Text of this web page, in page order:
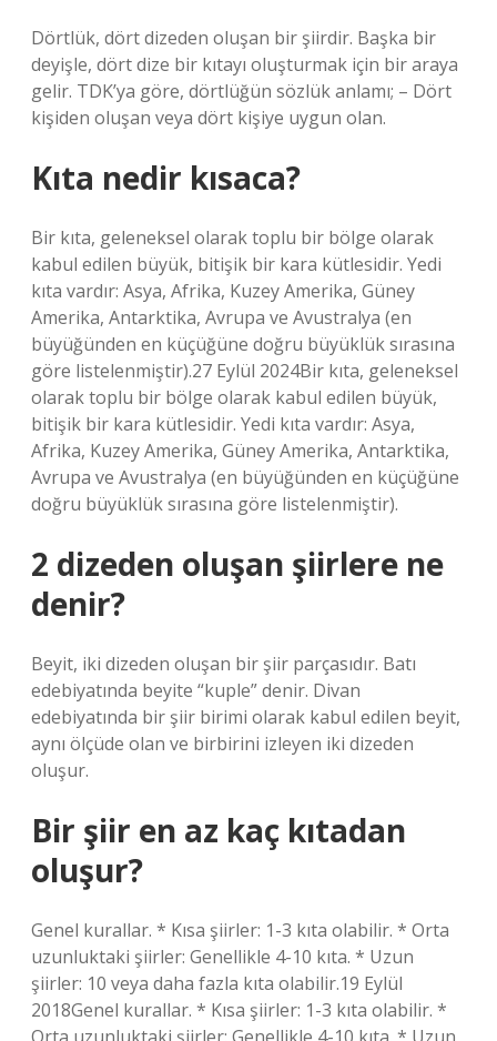
Dörtlük, dört dizeden oluşan bir şiirdir. Başka bir
deyişle, dört dize bir kıtayı oluşturmak için bir araya
gelir. TDK’ya göre, dörtlüğün sözlük anlamı; – Dört
kişiden oluşan veya dört kişiye uygun olan.
Kıta nedir kısaca?
Bir kıta, geleneksel olarak toplu bir bölge olarak
kabul edilen büyük, bitişik bir kara kütlesidir. Yedi
kıta vardır: Asya, Afrika, Kuzey Amerika, Güney
Amerika, Antarktika, Avrupa ve Avustralya (en
büyüğünden en küçüğüne doğru büyüklük sırasına
göre listelenmiştir).27 Eylül 2024Bir kıta, geleneksel
olarak toplu bir bölge olarak kabul edilen büyük,
bitişik bir kara kütlesidir. Yedi kıta vardır: Asya,
Afrika, Kuzey Amerika, Güney Amerika, Antarktika,
Avrupa ve Avustralya (en büyüğünden en küçüğüne
doğru büyüklük sırasına göre listelenmiştir).
2 dizeden oluşan şiirlere ne
denir?
Beyit, iki dizeden oluşan bir şiir parçasıdır. Batı
edebiyatında beyite “kuple” denir. Divan
edebiyatında bir şiir birimi olarak kabul edilen beyit,
aynı ölçüde olan ve birbirini izleyen iki dizeden
oluşur.
Bir şiir en az kaç kıtadan
oluşur?
Genel kurallar. * Kısa şiirler: 1-3 kıta olabilir. * Orta
uzunluktaki şiirler: Genellikle 4-10 kıta. * Uzun
şiirler: 10 veya daha fazla kıta olabilir.19 Eylül
2018Genel kurallar. * Kısa şiirler: 1-3 kıta olabilir. *